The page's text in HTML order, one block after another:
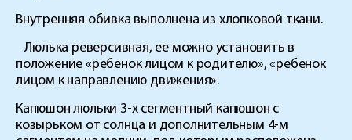
Внутренняя обивка выполнена из хлопковой ткани.
Люлька реверсивная, ее можно установить в
положение «ребенок лицом к родителю», «ребенок
лицом к направлению движения».
Капюшон люльки 3-х сегментный капюшон с
козырьком от солнца и дополнительным 4-м